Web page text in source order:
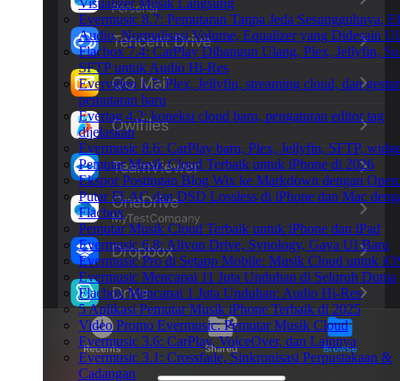
Visualizer Musik Langsung
Evermusic 8.7: Pemutaran Tanpa Jeda Sesungguhnya,
Audio, Normalisasi Volume, Equalizer yang Didesain
Flacbox 7.4: CarPlay Dibangun Ulang, Plex, Jellyfin,
SFTP untuk Audio Hi-Res
Evervideo 1.7: Plex, Jellyfin, streaming cloud, dan gestur
pemutaran baru
Evertag 4.2: koneksi cloud baru, pengaturan editor tag
dijelaskan
Evermusic 8.6: CarPlay baru, Plex, Jellyfin, SFTP,
Pemutar Musik Cloud Terbaik untuk iPhone di 2026
Ekspor Postingan Blog Wix ke Markdown dengan
Putar FLAC dan DSD Lossless di iPhone dan Mac
Flacbox
Pemutar Musik Cloud Terbaik untuk iPhone dan iPad
Evermusic 6.8: Aliyun Drive, Synology, Gaya UI Baru
Evermusic Pro di Setapp Mobile: Musik Cloud untuk
Evermusic Mencapai 11 Juta Unduhan di Seluruh Dunia
Flacbox Mencapai 1 Juta Unduhan: Audio Hi-Res
5 Aplikasi Pemutar Musik iPhone Terbaik di 2025
Video Promo Evermusic: Pemutar Musik Cloud
Evermusic 3.6: CarPlay, VoiceOver, dan Lainnya
Evermusic 3.1: Crossfade, Sinkronisasi Perpustakaan &
Cadangan